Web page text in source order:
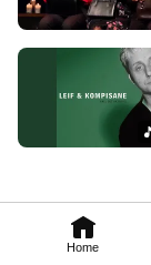
Home